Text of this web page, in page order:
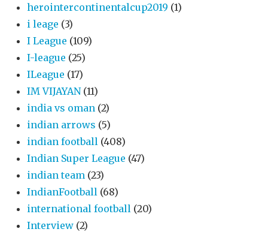
herointercontinentalcup2019 (1)
i leage (3)
I League (109)
I-league (25)
ILeague (17)
IM VIJAYAN (11)
india vs oman (2)
indian arrows (5)
indian football (408)
Indian Super League (47)
indian team (23)
IndianFootball (68)
international football (20)
Interview (2)